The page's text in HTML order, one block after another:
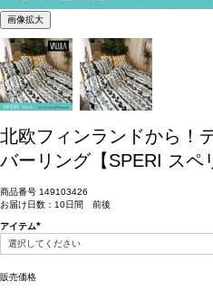
画像拡大
北欧フィンランドから！
バーリング【SPERI スペ
商品番号 149103426
お届け日数：10日間 前後
アイテム
(必
販売価格